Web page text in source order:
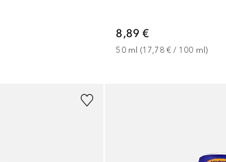
8,89 €
50 ml (17,78 € / 100 ml)